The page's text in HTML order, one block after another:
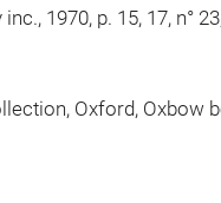
1970, p. 15, 17, n°
Oxford, Oxbow